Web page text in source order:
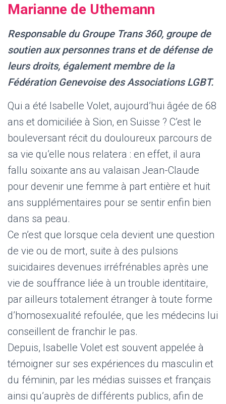
Marianne de Uthemann
Responsable du Groupe Trans 360, groupe de
soutien aux personnes trans et de défense de
leurs droits, également membre de la
Fédération Genevoise des Associations LGBT.
Qui a été Isabelle Volet, aujourd’hui âgée de 68
ans et domiciliée à Sion, en Suisse ? C’est le
bouleversant récit du douloureux parcours de
sa vie qu’elle nous relatera : en effet, il aura
fallu soixante ans au valaisan Jean-Claude
pour devenir une femme à part entière et huit
ans supplémentaires pour se sentir enfin bien
dans sa peau.
Ce n’est que lorsque cela devient une question
de vie ou de mort, suite à des pulsions
suicidaires devenues irréfrénables après une
vie de souffrance liée à un trouble identitaire,
par ailleurs totalement étranger à toute forme
d’homosexualité refoulée, que les médecins lui
conseillent de franchir le pas.
Depuis, Isabelle Volet est souvent appelée à
témoigner sur ses expériences du masculin et
du féminin, par les médias suisses et français
ainsi qu’auprès de différents publics, afin de